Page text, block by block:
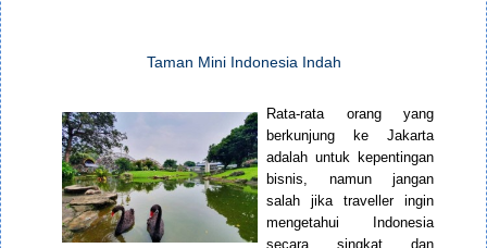
Taman Mini Indonesia Indah
Rata-rata orang yang
berkunjung ke Jakarta
adalah untuk kepentingan
bisnis, namun jangan
salah jika traveller ingin
mengetahui Indonesia
secara singkat dan